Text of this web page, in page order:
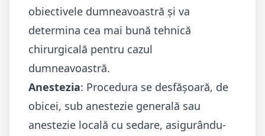
obiectivele dumneavoastră și va
determina cea mai bună tehnică
chirurgicală pentru cazul
dumneavoastră.
Anestezia: Procedura se desfășoară, de
obicei, sub anestezie generală sau
anestezie locală cu sedare, asigurându-